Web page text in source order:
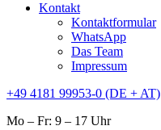
Kontakt
Kontaktformular
WhatsApp
Das Team
Impressum
+49 4181 99953-0 (DE + AT)
Mo – Fr: 9 – 17 Uhr